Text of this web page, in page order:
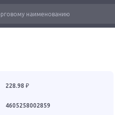
228.98 ₽
4605258002859